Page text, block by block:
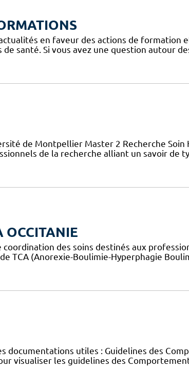
en faveur des actions de formation
santé. Si vous avez une question autour
de Montpellier Master 2 Recherche Soin
de la recherche alliant un savoir de
OCCITANIE
des soins destinés aux
TCA (Anorexie-Boulimie-Hyperphagie
documentations utiles : Guidelines des
visualiser les guidelines des